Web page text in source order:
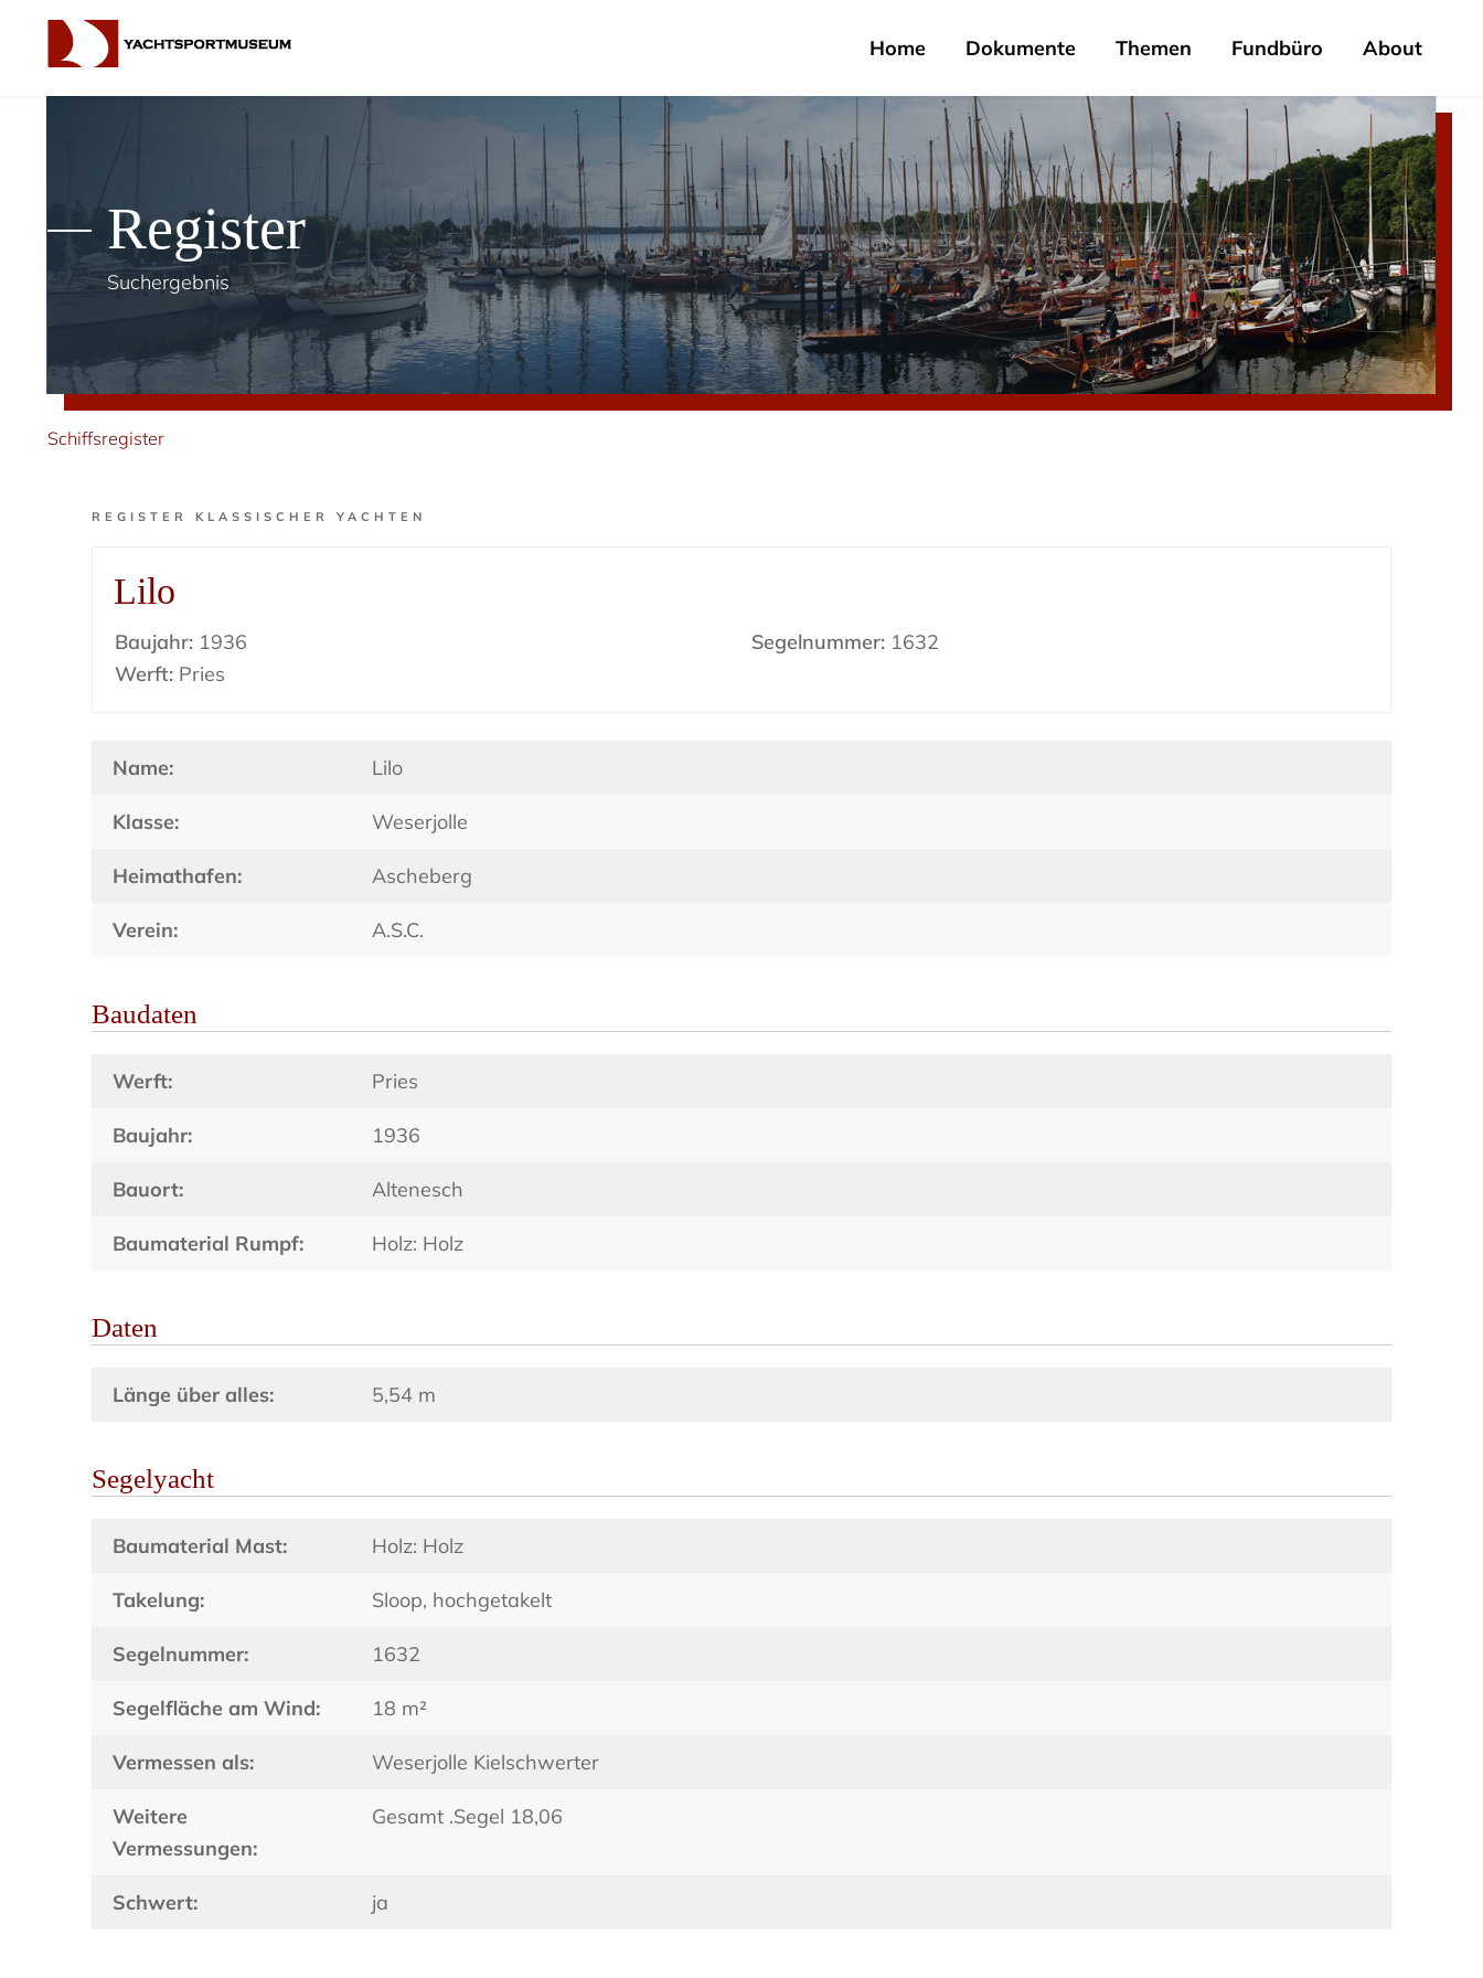
Home Dokumente Themen Fundbüro About
Register
Suchergebnis
Schiffsregister
REGISTER KLASSISCHER YACHTEN
Lilo
Baujahr: 1936 Segelnummer:1632
Werft: Pries
Name: Lilo
Klasse: Weserjolle
Heimathafen: Ascheberg
Verein: A.S.C.
Baudaten
Werft: Pries
Baujahr: 1936
Bauort: Altenesch
Baumaterial Rumpf: Holz: Holz
Daten
Länge über alles: 5,54 m
Segelyacht
Baumaterial Mast: Holz: Holz
Takelung: Sloop, hochgetakelt
Segelnummer: 1632
Segelfläche am Wind: 18 m²
Vermessen als: Weserjolle Kielschwerter
Weitere
Vermessungen:
Gesamt .Segel 18,06
Schwert: ja